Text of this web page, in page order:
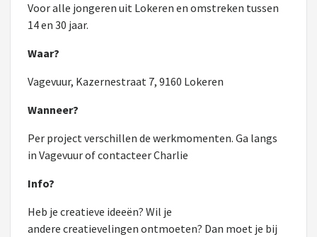
Voor alle jongeren uit Lokeren en omstreken tussen
14 en 30 jaar.
Waar?
Vagevuur, Kazernestraat 7, 9160 Lokeren
Wanneer?
Per project verschillen de werkmomenten. Ga langs
in Vagevuur of contacteer Charlie
Info?
Heb je creatieve ideeën? Wil je
andere creatievelingen ontmoeten? Dan moet je bij